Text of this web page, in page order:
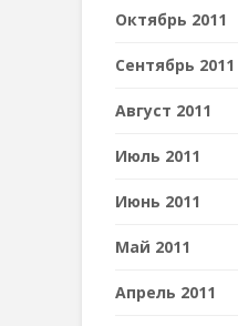
Октябрь 2011
Сентябрь 2011
Август 2011
Июль 2011
Июнь 2011
Май 2011
Апрель 2011